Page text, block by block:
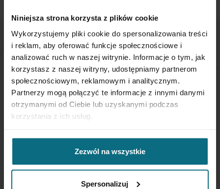
Niniejsza strona korzysta z plików cookie
Wykorzystujemy pliki cookie do spersonalizowania treści
i reklam, aby oferować funkcje społecznościowe i
analizować ruch w naszej witrynie. Informacje o tym, jak
korzystasz z naszej witryny, udostępniamy partnerom
społecznościowym, reklamowym i analitycznym.
Partnerzy mogą połączyć te informacje z innymi danymi
otrzymanymi od Ciebie lub uzyskanymi podczas
korzystania z ich usług.
Zezwól na wszystkie
Spersonalizuj
NEWSLETTER
Jeśli chcesz otrzymywać aktualne informacje
dotyczące oferty Desa Home - zapisz się do naszego
newslettera.
nasz
SUBSKRYBUJ